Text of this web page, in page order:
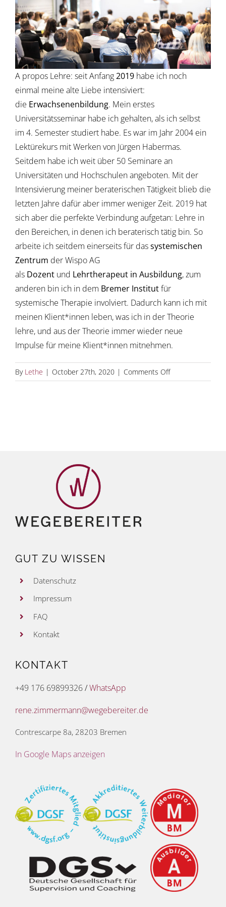
Image
A propos Lehre: seit Anfang2019 habe ich noch
einmal meine alte Liebe intensiviert:
die Erwachsenenbildung. Mein erstes
Universitätsseminar habe ich gehalten, als ich selbst
im 4. Semester studiert habe. Es war im Jahr 2004 ein
Lektürekurs mit Werken von Jürgen Habermas.
Seitdem habe ich weit über 50 Seminare an
Universitäten und Hochschulen angeboten. Mit der
Intensivierung meiner beraterischen Tätigkeit blieb die
letzten Jahre dafür aber immer weniger Zeit. 2019 hat
sich aber die perfekte Verbindung aufgetan: Lehre in
den Bereichen, in denen ich beraterisch tätig bin. So
arbeite ich seitdem einerseits für dassystemischen
Zentrum der Wispo AG
als Dozent und Lehrtherapeut in Ausbildung, zum
anderen bin ich in dem Bremer Institutfür
systemische Therapie involviert. Dadurch kann ich mit
meinen Klient*innen leben, was ich in der Theorie
lehre, und aus der Theorie immer wieder neue
Impulse für meine Klient*innen mitnehmen.
By Lethe | October 27th, 2020 | Comments Offon
Dozent
GUT ZU WISSEN
Datenschutz
Impressum
FAQ
Kontakt
KONTAKT
+49 176 69899326/WhatsApp
rene.zimmermann@wegebereiter.de
Contrescarpe 8a, 28203 Bremen
In Google Maps anzeigen